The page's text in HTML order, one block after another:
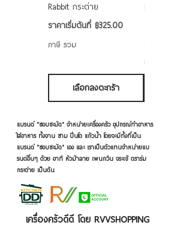
Rabbit กระต่าย
ราคาเริ่มต้นที่ ฿325.00
ราคาขายลด
ภาษี รวม
เลือกลงตะกร้า
ภาษี รวม
แบรนด์ "ชอบชะมัด" จำหน่ายเครื่องครัว อุปกรณ์ทำอาหาร
ใส่อาหาร ทั้งจาน ชาม ปิ่นโต แก้วน้ำ โดยจะมีทั้งที่เป็น
แบรนด์ "ชอบชะมัด" เอง และ เราเป็นตัวแทนจำหน่ายแบ
รนด์อื่นๆ ด้วย อาทิ หัวม้าลาย เพนกวิน จระเข้ ตราร่ม
กระต่าย เป็นต้น
เครื่องครัวดีดี โดย RVVSHOPPING